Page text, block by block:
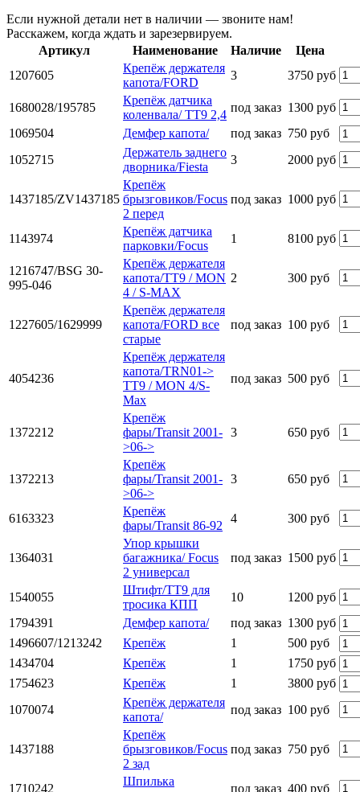
Если нужной детали нет в наличии — звоните нам!
Расскажем, когда ждать и зарезервируем.
Артикул
Наименование Наличие
Цена
1207605
Крепёж держателя
капота/FORD
3 3750 руб
1680028/195785
Крепёж датчика
коленвала/ ТТ9 2,4
под заказ 1300 руб
1069504
Демфер капота/ под заказ 750 руб
1052715
Держатель заднего
дворника/Fiesta
3 2000 руб
1437185/ZV1437185
Крепёж
брызговиков/Focus
2 перед
под заказ 1000 руб
1143974
Крепёж датчика
парковки/Focus
1 8100 руб
1216747/BSG 30-
995-046
Крепёж держателя
капота/TT9 / MON
4 / S-MAX
2 300 руб
1227605/1629999
Крепёж держателя
капота/FORD все
старые
под заказ 100 руб
4054236
Крепёж держателя
капота/TRN01->
TT9 / MON 4/S-
Max
под заказ 500 руб
1372212
Крепёж
фары/Transit 2001-
>06->
3 650 руб
1372213
Крепёж
фары/Transit 2001-
>06->
3 650 руб
6163323
Крепёж
фары/Transit 86-92
4 300 руб
1364031
Упор крышки
багажника/ Focus
2 универсал
под заказ 1500 руб
1540055
Штифт/TT9 для
тросика КПП
10
1200 руб
1794391
Демфер капота/ под заказ 1300 руб
1496607/1213242
Крепёж 1
500 руб
1434704
Крепёж 1
1750 руб
1754623
Крепёж 1
3800 руб
1070074
Крепёж держателя
капота/
под заказ 100 руб
1437188
Крепёж
брызговиков/Focus
2 зад
под заказ 750 руб
1710242
Шпилька
под заказ 400 руб